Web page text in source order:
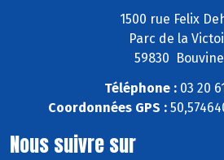
1500 rue Felix
Parc de la
59830
Téléphone :03 20
Coordonnées GPS :
Nous suivre sur